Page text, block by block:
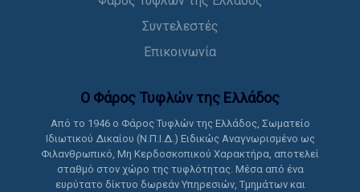
Συντελεστές
Επικοινωνία
Ο Φάρος Τυφλών της Ελλάδoς
Από το 1946 ο Φάρος Τυφλών της Ελλάδος, Σωματείο
Ιδιωτικού Δικαίου (Ν.Π.Ι.Δ.) Ειδικώς Αναγνωρισμένο ως
Φιλανθρωπικό, Μη Κερδοσκοπικού Χαρακτήρα, αποτελεί
σταθμό στον χώρο της τυφλότητας. Μέσα από ένα
ευρύτατο δίκτυο δωρεάν Υπηρεσιών, Τμημάτων και